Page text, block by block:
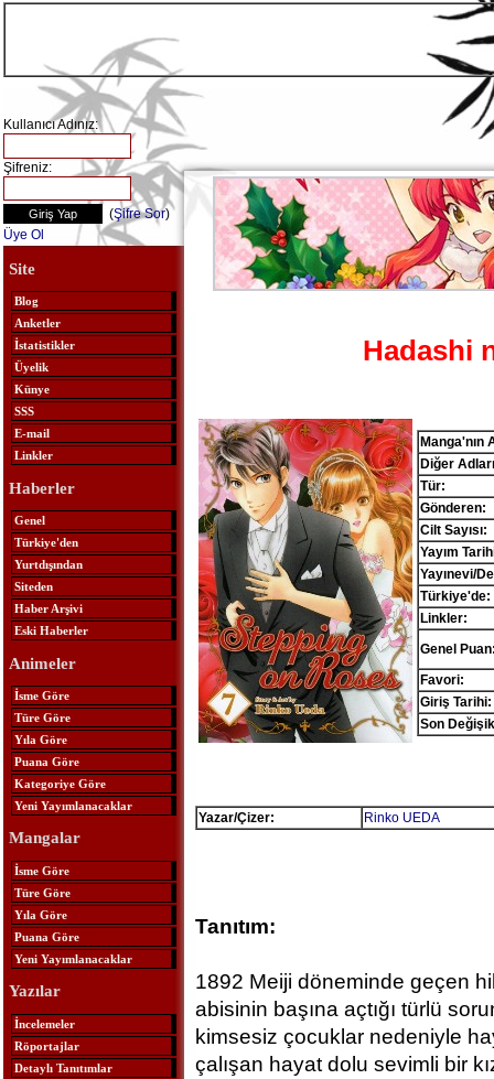
Kullanıcı Adınız:
Şifreniz:
(Şifre Sor)
Üye Ol
Site
Blog
Anketler
İstatistikler
Üyelik
Künye
SSS
E-mail
Linkler
Haberler
Genel
Türkiye'den
Yurtdışından
Siteden
Haber Arşivi
Eski Haberler
Animeler
İsme Göre
Türe Göre
Yıla Göre
Puana Göre
Kategoriye Göre
Yeni Yayımlanacaklar
Mangalar
İsme Göre
Türe Göre
Yıla Göre
Puana Göre
Yeni Yayımlanacaklar
Yazılar
İncelemeler
Röportajlar
Detaylı Tanıtımlar
Hadashi
Manga'nın
Diğer
Tür:
Gönderen:
Cilt Sayısı:
Yayım
Yayınevi/
Türkiye'de:
Linkler:
Genel
Favori:
Giriş Tarihi:
Son
Yazar/Çizer: Rinko UEDA
Tanıtım:
1892 Meiji döneminde geçen
abisinin başına açtığı türlü
kimsesiz çocuklar nedeniyle
çalışan hayat dolu sevimli bir